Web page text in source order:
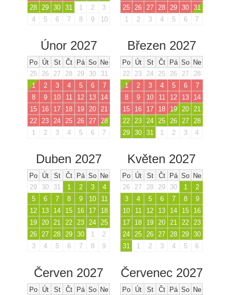
28
29 30 31 1 2
3
4
5 6 7 8 9 10
25
26 27 28 29 30 31
1
2 3 4 5 6 7
Únor 2027
Po Út St Čt Pá So Ne
25
26 27 28 29 30
31
1
2 3 4 5 6
7
8
9 10 11 12 13
14
15
16 17 18 19 20 21
22 23 24 25 26 27 28
1
2 3 4 5 6 7
Březen 2027
Po Út St Čt Pá So Ne
22
23 24 25 26 27
28
1
2 3 4 5 6
7
8
9 10 11 12 13
14
15
16 17 18 19 20 21
22 23 24 25 26 27 28
29 30 31 1 2 3 4
Duben 2027
Po Út St Čt Pá So Ne
29
30 31 1 2 3
4
5
6 7 8 9 10
11
12
13 14 15 16 17
18
19 20 21 22 23 24 25
26 27 28 29 30 1
2
3
4 5 6 7 8 9
Květen 2027
Po Út St Čt Pá So Ne
26
27 28 29 30 1
2
3
4 5 6 7 8
9
10
11 12 13 14 15
16
17
18 19 20 21 22 23
24 25 26 27 28 29 30
31
1 2 3 4 5 6
Červen 2027
Po Út St Čt Pá So Ne
Červenec 2027
Po Út St Čt Pá So Ne